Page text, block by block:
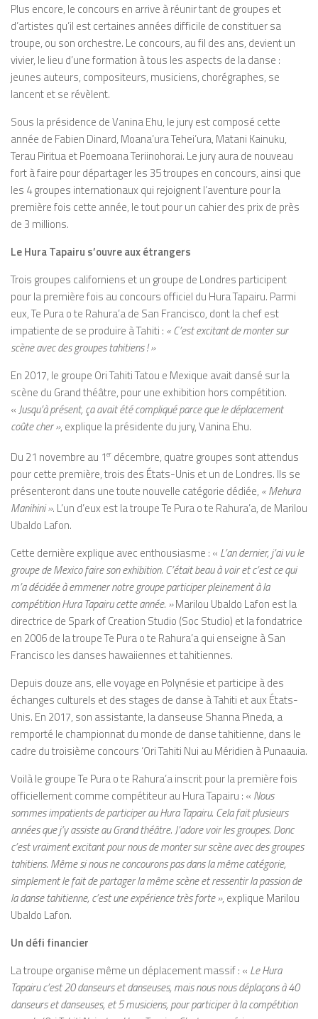
Plus encore, le concours en arrive à réunir tant de groupes et
d’artistes qu’il est certaines années difficile de constituer sa
troupe, ou son orchestre. Le concours, au fil des ans, devient un
vivier, le lieu d’une formation à tous les aspects de la danse :
jeunes auteurs, compositeurs, musiciens, chorégraphes, se
lancent et se révèlent.
Sous la présidence de Vanina Ehu, le jury est composé cette
année de Fabien Dinard, Moana’ura Tehei’ura, Matani Kainuku,
Terau Piritua et Poemoana Teriinohorai. Le jury aura de nouveau
fort à faire pour départager les 35 troupes en concours, ainsi que
les 4 groupes internationaux qui rejoignent l’aventure pour la
première fois cette année, le tout pour un cahier des prix de près
de 3 millions.
Le Hura Tapairu s’ouvre aux étrangers
Trois groupes californiens et un groupe de Londres participent
pour la première fois au concours officiel du Hura Tapairu. Parmi
eux, Te Pura o te Rahura’a de San Francisco, dont la chef est
impatiente de se produire à Tahiti : « C’est excitant de monter sur
scène avec des groupes tahitiens ! »
En 2017, le groupe Ori Tahiti Tatou e Mexique avait dansé sur la
scène du Grand théâtre, pour une exhibition hors compétition.
«Jusqu’à présent, ça avait été compliqué parce que le déplacement
coûte cher », explique la présidente du jury, Vanina Ehu.
Du 21 novembre au 1er décembre, quatre groupes sont attendus
pour cette première, trois des États-Unis et un de Londres. Ils se
présenteront dans une toute nouvelle catégorie dédiée, « Mehura
Manihini ». L’un d’eux est la troupe Te Pura o te Rahura’a, de Marilou
Ubaldo Lafon.
Cette dernière explique avec enthousiasme : « L’an dernier, j’ai vu le
groupe de Mexico faire son exhibition. C’était beau à voir et c’est ce qui
m’a décidée à emmener notre groupe participer pleinement à la
compétition Hura Tapairu cette année. »Marilou Ubaldo Lafon est la
directrice de Spark of Creation Studio (Soc Studio) et la fondatrice
en 2006 de la troupe Te Pura o te Rahura’a qui enseigne à San
Francisco les danses hawaiiennes et tahitiennes.
Depuis douze ans, elle voyage en Polynésie et participe à des
échanges culturels et des stages de danse à Tahiti et aux États-
Unis. En 2017, son assistante, la danseuse Shanna Pineda, a
remporté le championnat du monde de danse tahitienne, dans le
cadre du troisième concours ‘Ori Tahiti Nui au Méridien à Punaauia.
Voilà le groupe Te Pura o te Rahura’a inscrit pour la première fois
officiellement comme compétiteur au Hura Tapairu : « Nous
sommes impatients de participer au Hura Tapairu. Cela fait plusieurs
années que j’y assiste au Grand théâtre. J’adore voir les groupes. Donc
c’est vraiment excitant pour nous de monter sur scène avec des groupes
tahitiens. Même si nous ne concourons pas dans la même catégorie,
simplement le fait de partager la même scène et ressentir la passion de
la danse tahitienne, c’est une expérience très forte », explique Marilou
Ubaldo Lafon.
Un défi financier
La troupe organise même un déplacement massif : « Le Hura
Tapairu c’est 20 danseurs et danseuses, mais nous nous déplaçons à 40
danseurs et danseuses, et 5 musiciens, pour participer à la compétition